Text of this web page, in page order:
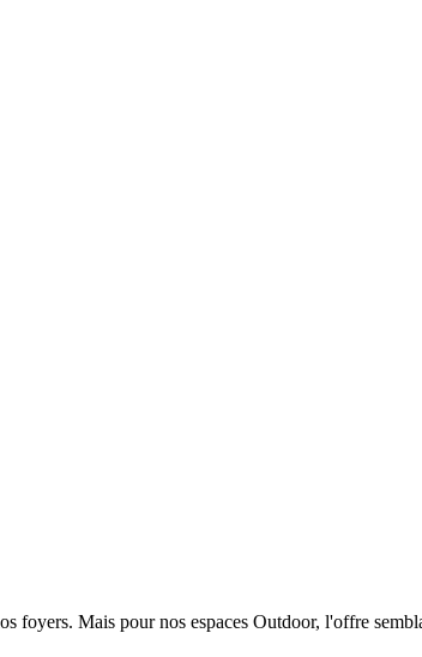
foyers. Mais pour nos espaces Outdoor, l'offre